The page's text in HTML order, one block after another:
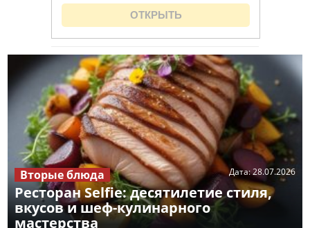
Ресторан Selfie: десятилетие стиля,
вкусов и шеф-кулинарного
мастерства
Дата:28.07.2026
Вторые блюда